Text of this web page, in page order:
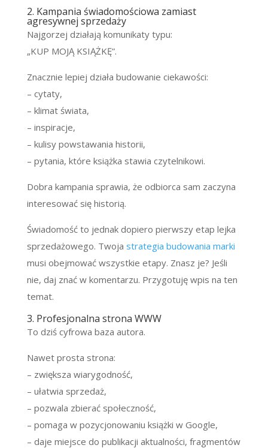
2. Kampania świadomościowa zamiast
agresywnej sprzedaży
Najgorzej działają komunikaty typu:
„KUP MOJĄ KSIĄŻKĘ”.
Znacznie lepiej działa budowanie ciekawości:
– cytaty,
– klimat świata,
– inspiracje,
– kulisy powstawania historii,
– pytania, które książka stawia czytelnikowi.
Dobra kampania sprawia, że odbiorca sam zaczyna
interesować się historią.
Świadomość to jednak dopiero pierwszy etap lejka
sprzedażowego. Twoja strategia budowania marki
musi obejmować wszystkie etapy. Znasz je? Jeśli
nie, daj znać w komentarzu. Przygotuję wpis na ten
temat.
3. Profesjonalna strona WWW
To dziś cyfrowa baza autora.
Nawet prosta strona:
– zwiększa wiarygodność,
– ułatwia sprzedaż,
– pozwala zbierać społeczność,
– pomaga w pozycjonowaniu książki w Google,
– daje miejsce do publikacji aktualności, fragmentów